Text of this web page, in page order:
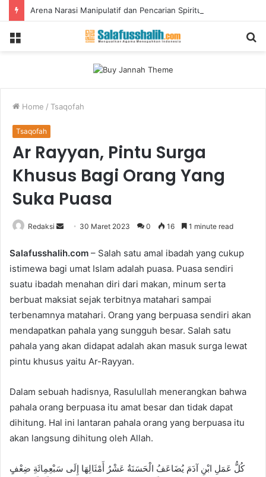
Home / Tsaqofah
Tsaqofah
Ar Rayyan, Pintu Surga
Khusus Bagi Orang Yang
Suka Puasa
Redaksi
n
d
a
n
e
30 Maret 2023 0 16 1 minute read
Salafusshalih.com – Salah satu amal ibadah yang cukup
istimewa bagi umat Islam adalah puasa. Puasa sendiri
suatu ibadah menahan diri dari makan, minum serta
berbuat maksiat sejak terbitnya matahari sampai
terbenamnya matahari. Orang yang berpuasa sendiri akan
mendapatkan pahala yang sungguh besar. Salah satu
pahala yang akan didapat adalah akan masuk surga lewat
pintu khusus yaitu Ar-Rayyan.
Dalam sebuah hadisnya, Rasulullah menerangkan bahwa
pahala orang berpuasa itu amat besar dan tidak dapat
dihitung. Hal ini lantaran pahala orang yang berpuasa itu
akan langsung dihitung oleh Allah.
كُلُّ عَمَلِ ابْنِ آدَمَ يُضَاعَفُ الْحَسَنَةُ عَشْرُ أَمْثَالِهَا إِلَى سَبْعِمِائَةِ ضِعْفٍ